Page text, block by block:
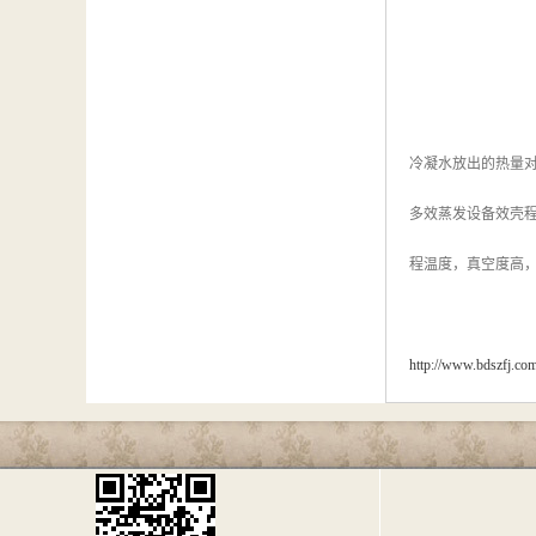
冷凝水放出的热量
多效蒸发设备效壳
程温度，真空度高
http://